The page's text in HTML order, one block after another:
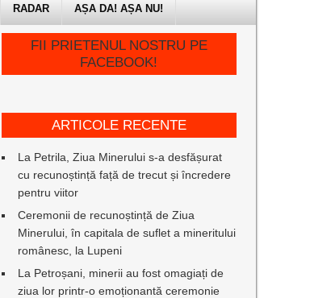
RADAR AȘA DA! AȘA NU!
FII PRIETENUL NOSTRU PE
FACEBOOK!
ARTICOLE RECENTE
La Petrila, Ziua Minerului s-a desfășurat
cu recunoștință față de trecut și încredere
pentru viitor
Ceremonii de recunoștință de Ziua
Minerului, în capitala de suflet a mineritului
românesc, la Lupeni
La Petroșani, minerii au fost omagiați de
ziua lor printr-o emoționantă ceremonie